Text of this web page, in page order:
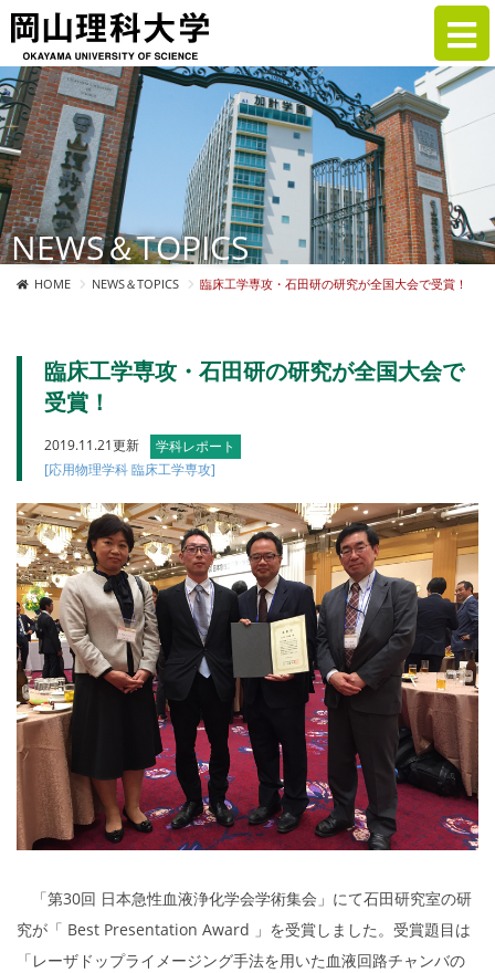
NEWS＆TOPICS
HOME NEWS＆TOPICS 臨床工学専攻・石田研の研究が全国大会で受賞！
臨床工学専攻・石田研の研究が全国大会で
受賞！
2019.11.21更新
学科レポート
[応用物理学科 臨床工学専攻]
「第30回 日本急性血液浄化学会学術集会」にて石田研究室の研
究が「 Best Presentation Award 」を受賞しました。 受賞題目は
「レーザドップライメージング手法を用いた血液回路チャンバの